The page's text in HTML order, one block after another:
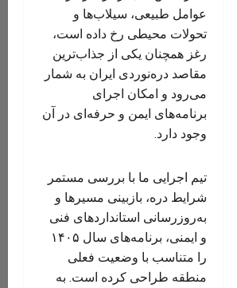
عوامل طبیعی، سیلاب‌ها و
تحولات محیطی رخ داده است،
رغز همچنان یکی از جذاب‌ترین
مقاصد دره‌نوردی ایران به شمار
می‌رود و امکان اجرای
برنامه‌های ایمن و حرفه‌ای در آن
وجود دارد.
تیم اجرایی ما با بررسی مستمر
شرایط دره، بازبینی مسیرها و
به‌روزرسانی استانداردهای فنی
و ایمنی، برنامه‌های سال ۱۴۰۵
را متناسب با وضعیت فعلی
منطقه طراحی کرده است. به